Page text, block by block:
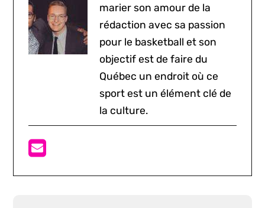
marier son amour de la
rédaction avec sa passion
pour le basketball et son
objectif est de faire du
Québec un endroit où ce
sport est un élément clé de
la culture.